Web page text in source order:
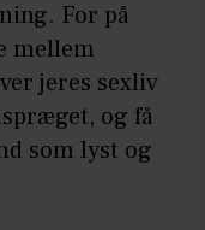
For på
mellem
jeres sexliv
og få
som lyst og